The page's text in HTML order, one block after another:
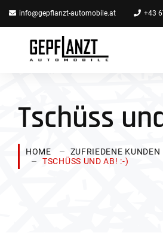
info@gepflanzt-automobile.at +43
Tschüss
HOME
ZUFRIEDENE KUNDEN
TSCHÜSS UND AB! :-)